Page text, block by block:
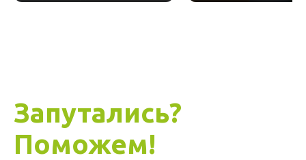
Запутались?
Поможем!